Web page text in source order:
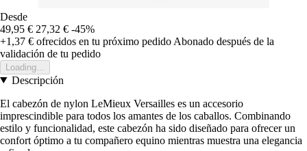
Desde
49,95 € 27,32 € -45%
+1,37 € ofrecidos en tu próximo pedido Abonado después de la
validación de tu pedido
Loading...
Descripción
El cabezón de nylon LeMieux Versailles es un accesorio
imprescindible para todos los amantes de los caballos. Combinando
estilo y funcionalidad, este cabezón ha sido diseñado para ofrecer un
confort óptimo a tu compañero equino mientras muestra una elegancia